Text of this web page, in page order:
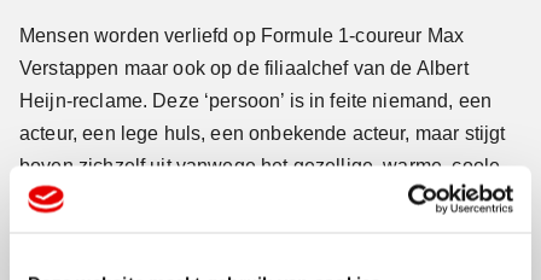
Mensen worden verliefd op Formule 1-coureur Max
Verstappen maar ook op de filiaalchef van de Albert
Heijn-reclame. Deze ‘persoon’ is in feite niemand, een
acteur, een lege huls, een onbekende acteur, maar stijgt
boven zichzelf uit vanwege het gezellige, warme, coole,
actieve Albert Heijn-feel good-one-happy-family-gevoel.